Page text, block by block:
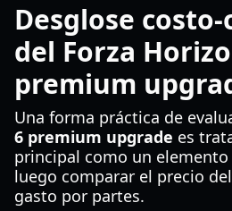
Desglose
del Forza
premium
Una forma práctica de
6 premium upgrade es
principal como un
luego comparar el precio
gasto por partes.